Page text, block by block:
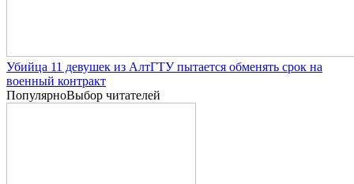
Убийца 11 девушек из АлтГТУ пытается обменять срок на
военный контракт
ПопулярноВыбор читателей